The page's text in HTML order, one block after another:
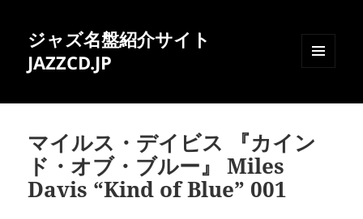
ジャズ名盤紹介サイト
JAZZCD.JP
ィジェ
マイルス・デイビス 『カイン
ド・オブ・ブルー』 Miles
Davis “Kind of Blue” 001